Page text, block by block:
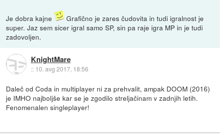
Je dobra kajne
Grafično je zares čudovita in tudi igralnost je
super. Jaz sem sicer igral samo SP, sin pa raje igra MP in je tudi
zadovoljen.
KnightMare
:: 10. avg 2017, 18:56
Daleč od Coda in multiplayer ni za prehvalit, ampak DOOM (2016)
je IMHO najboljše kar se je zgodilo streljačinam v zadnjih letih.
Fenomenalen singleplayer!